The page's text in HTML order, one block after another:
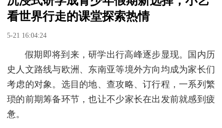
看世界行走的课堂探索热情
5-21 16:04:24
假期即将到来，研学出行高峰逐步显现。国内历
史人文路线与欧洲、东南亚等境外方向均成为家长们
考虑的对象。选目的地、查攻略、订行程，一系列繁
琐的前期筹备环节，也让不少家长在出发前就感到疲
惫。